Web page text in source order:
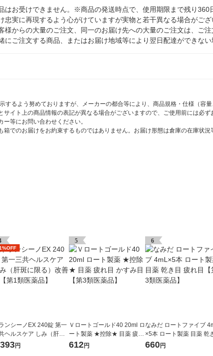
はお受けできません。※商品の発送時点で、使用期限まで残り
忠実に再現するよう心がけていますが実物と若干異なる場合がご
様からの大量のご注文、同一のお届け先への大量のご注文は、ご
ご注文する商品、またはお届け地域等により翌日配達ができない
するよう努めておりますが、メーカーの都合等により、商品規格・仕様（容
イト上の商品情報の表記が異なる場合がございますので、ご使用前には必
等にお問い合わせください。
でのお届けをお約束するものではありません。お届け形態は倉庫の在庫状
ンシーノEX 240錠 第一
ヘルスケア しみ（肝斑
る）改善薬【第1類医薬
円
5
Ｖロートゴールド40 20ml ロ
ート製薬 ★控除★ 目薬 疲れ
目 かすみ目【第3類医薬品】
612円
6
なみだ ロートファイブ
×5本 ロート製薬 目薬 乾
疲れ目【第3類医薬品】
660円